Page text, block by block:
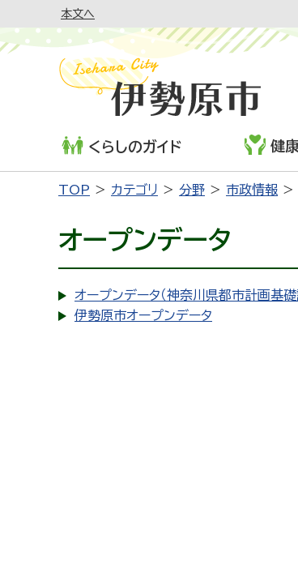
本文へ
くらしのガイド 健
TOP カテゴリ 分野 市政情報
オープンデータ
オープンデータ（神奈川県都市計画基礎
伊勢原市オープンデータ